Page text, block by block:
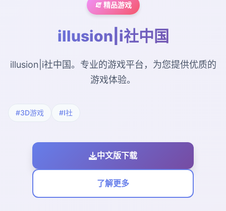
🧯 精品游戏
illusion|i社中国
illusion|i社中国。专业的游戏平台，为您提供优质的
游戏体验。
#3D游戏 #I社
中文版下载
了解更多